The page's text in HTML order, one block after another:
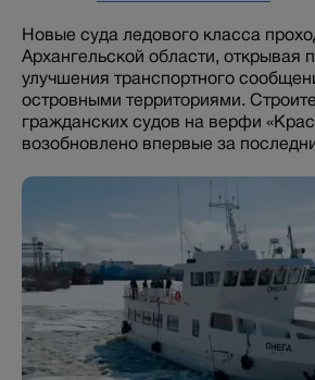
Новые суда ледового класса
Архангельской области, открывая
улучшения транспортного
островными территориями.
гражданских судов на верфи
возобновлено впервые за